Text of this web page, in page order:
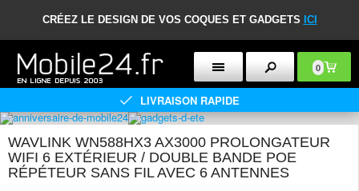
CRÉEZ LE DESIGN DE VOS COQUES ET GADGETS ICI
0
LIVRAISON RAPIDE
WAVLINK WN588HX3 AX3000 PROLONGATEUR
WIFI 6 EXTÉRIEUR / DOUBLE BANDE POE
RÉPÉTEUR SANS FIL AVEC 6 ANTENNES